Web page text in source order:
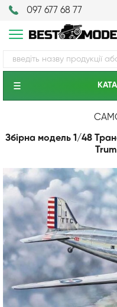
097 677 68 77
Збірна модель 1/48